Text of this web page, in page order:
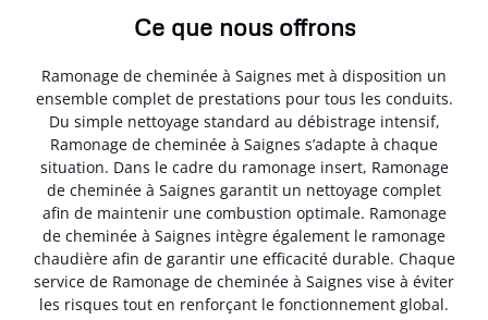
Ce que nous offrons
Ramonage de cheminée à Saignes met à disposition un
ensemble complet de prestations pour tous les conduits.
Du simple nettoyage standard au débistrage intensif,
Ramonage de cheminée à Saignes s’adapte à chaque
situation. Dans le cadre du ramonage insert, Ramonage
de cheminée à Saignes garantit un nettoyage complet
afin de maintenir une combustion optimale. Ramonage
de cheminée à Saignes intègre également le ramonage
chaudière afin de garantir une efficacité durable. Chaque
service de Ramonage de cheminée à Saignes vise à éviter
les risques tout en renforçant le fonctionnement global.